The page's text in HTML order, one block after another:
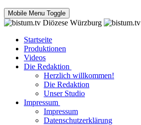
Mobile Menu Toggle
Startseite
Produktionen
Videos
Die Redaktion
Herzlich willkommen!
Die Redaktion
Unser Studio
Impressum
Impressum
Datenschutzerklärung